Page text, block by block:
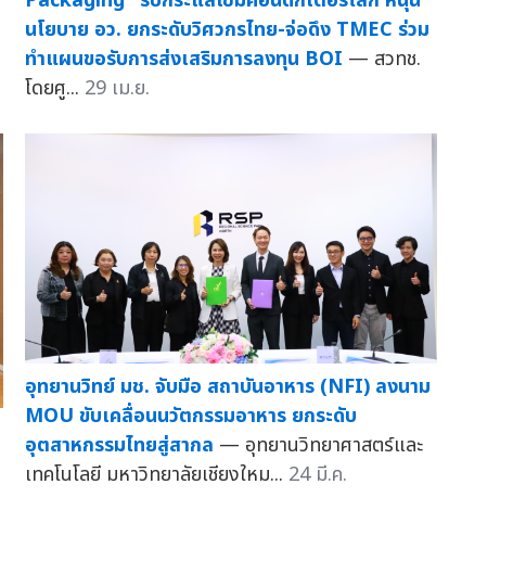
นโยบาย อว. ยกระดับวิศวกรไทย-จ่อดึง TMEC ร่วม
ทำแผนขอรับการส่งเสริมการลงทุน BOI — สวทช.
โดยศู... 29 เม.ย.
อุทยานวิทย์ มช. จับมือ สถาบันอาหาร (NFI) ลงนาม
MOU ขับเคลื่อนนวัตกรรมอาหาร ยกระดับ
อุตสาหกรรมไทยสู่สากล — อุทยานวิทยาศาสตร์และ
เทคโนโลยี มหาวิทยาลัยเชียงใหม... 24 มี.ค.